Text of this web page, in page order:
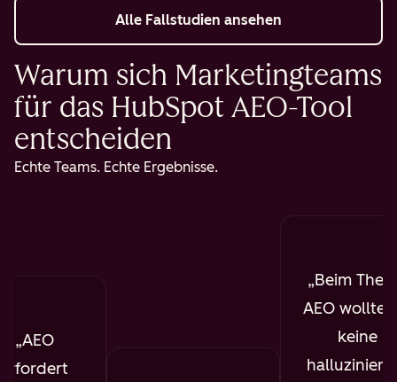
Alle Fallstudien ansehen
Warum sich Marketingteams
für das HubSpot AEO-Tool
entscheiden
Echte Teams. Echte Ergebnisse.
AEO
erfordert
Beim
AEO wollte
keine